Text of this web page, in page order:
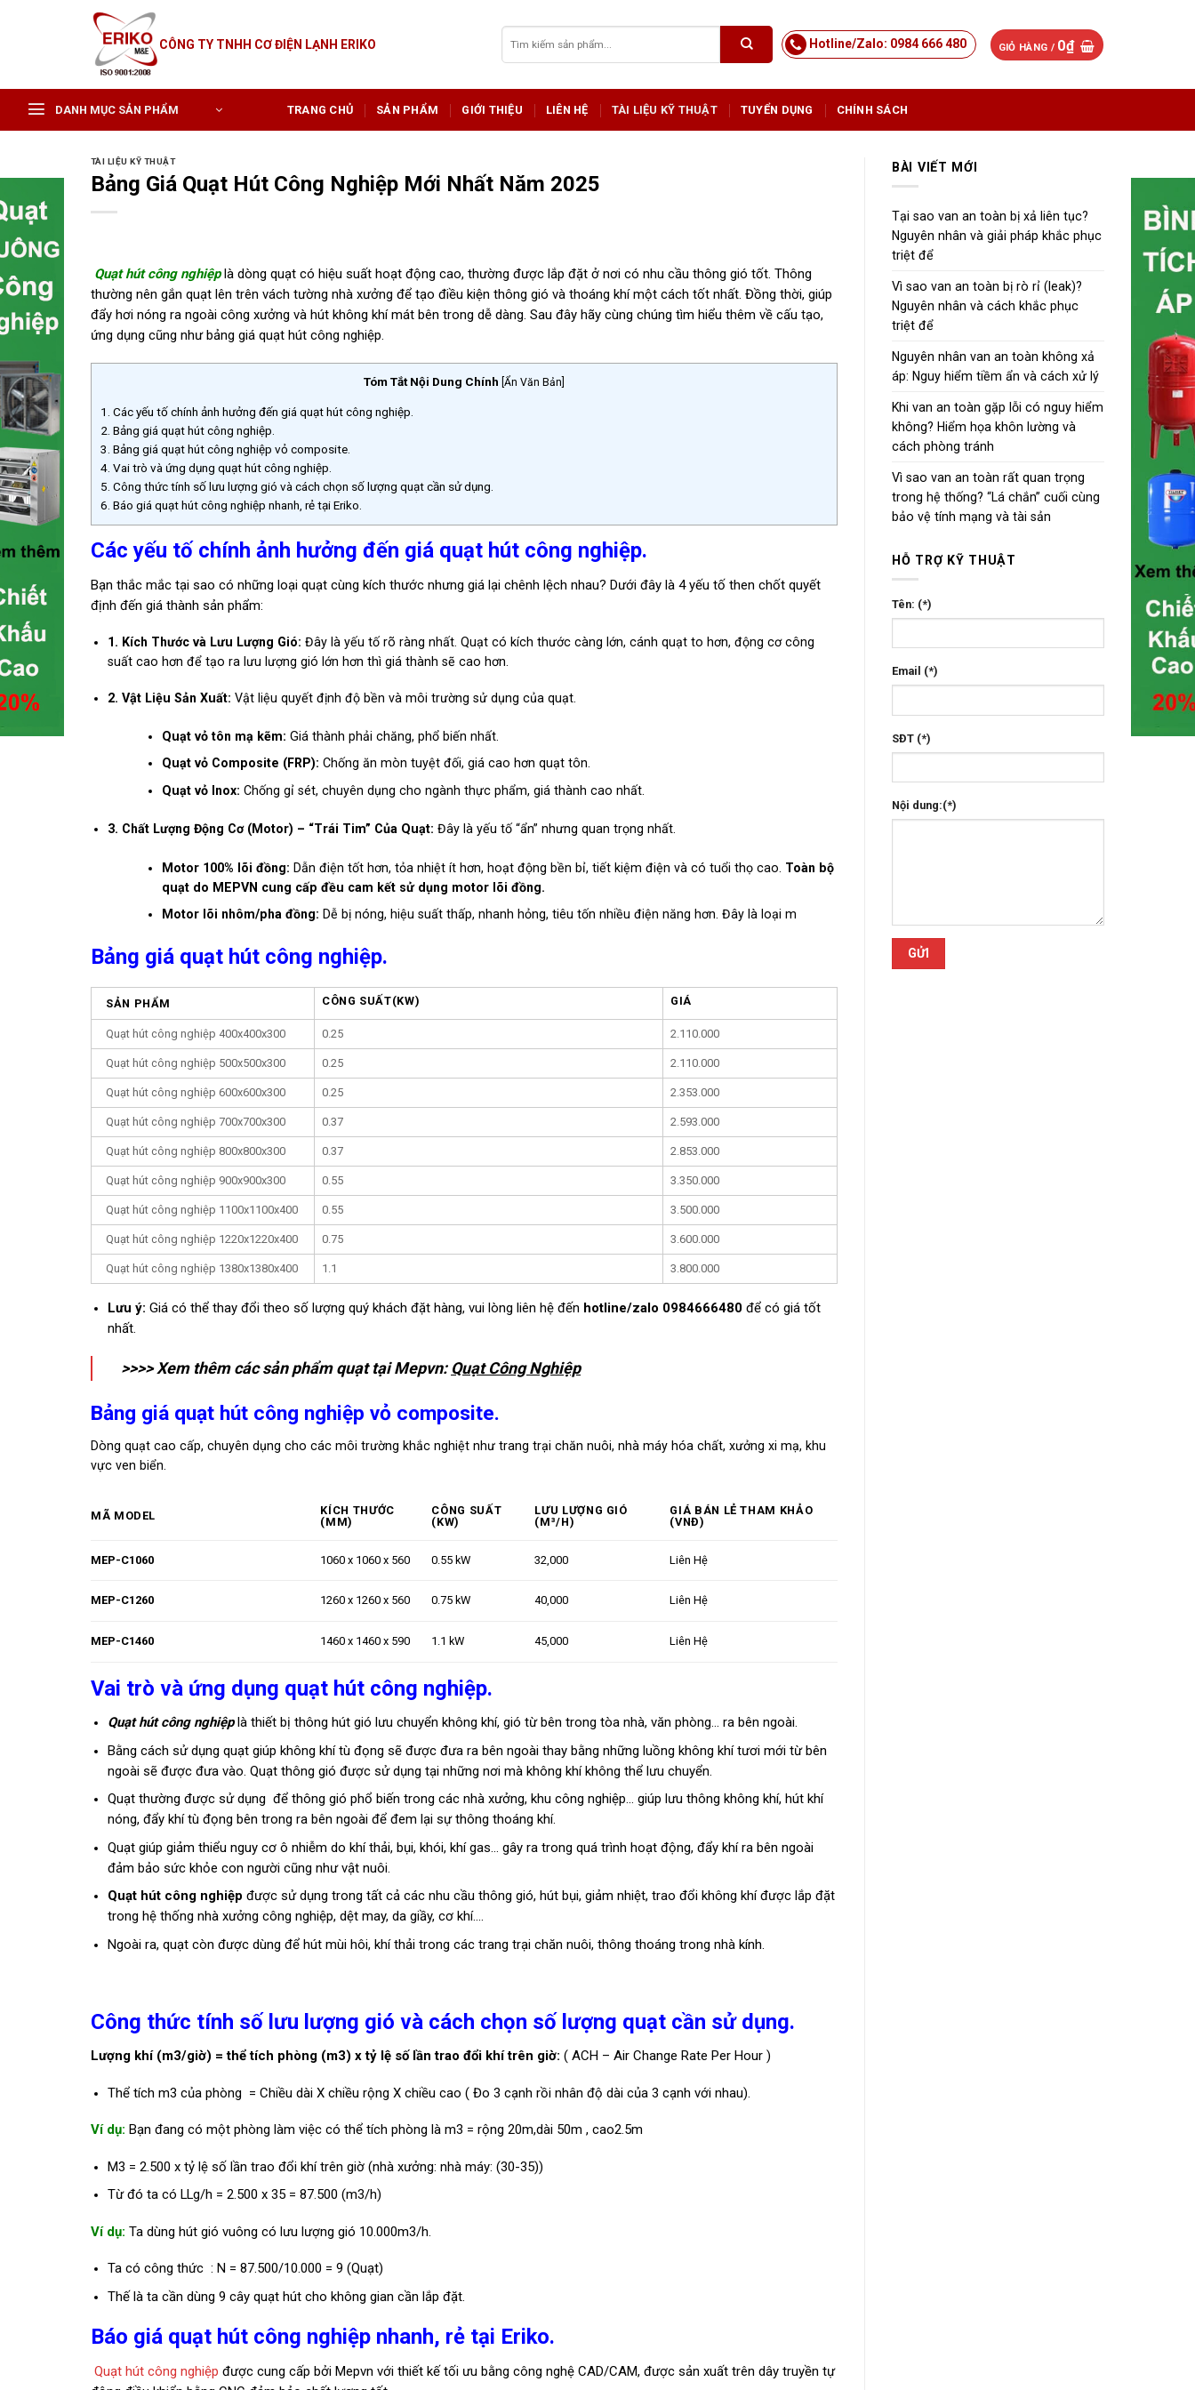
CÔNG TY TNHH CƠ ĐIỆN LẠNH ERIKO
kiếm:
Hotline/Zalo: 0984 666 480 GIỎ HÀNG / 0₫
DANH MỤC SẢN PHẨM TRANG CHỦ SẢN PHẨM GIỚI THIỆU LIÊN HỆ TÀI LIỆU KỸ THUẬT TUYỂN DỤNG CHÍNH SÁCH
TÀI LIỆU KỸ THUẬT
Bảng Giá Quạt Hút Công Nghiệp Mới Nhất Năm 2025
Quạt hút công nghiệplà dòng quạt có hiệu suất hoạt động cao, thường được lắp đặt ở nơi có nhu cầu thông gió tốt. Thông
thường nên gắn quạt lên trên vách tường nhà xưởng để tạo điều kiện thông gió và thoáng khí một cách tốt nhất. Đồng thời, giúp
đẩy hơi nóng ra ngoài công xưởng và hút không khí mát bên trong dễ dàng. Sau đây hãy cùng chúng tìm hiểu thêm về cấu tạo,
ứng dụng cũng như bảng giá quạt hút công nghiệp.
Tóm Tắt Nội Dung Chính Ẩn Văn Bản
1. Các yếu tố chính ảnh hưởng đến giá quạt hút công nghiệp.
2. Bảng giá quạt hút công nghiệp.
3. Bảng giá quạt hút công nghiệp vỏ composite.
4. Vai trò và ứng dụng quạt hút công nghiệp.
5. Công thức tính số lưu lượng gió và cách chọn số lượng quạt cần sử dụng.
6. Báo giá quạt hút công nghiệp nhanh, rẻ tại Eriko.
Các yếu tố chính ảnh hưởng đến giá quạt hút công nghiệp.
Bạn thắc mắc tại sao có những loại quạt cùng kích thước nhưng giá lại chênh lệch nhau? Dưới đây là 4 yếu tố then chốt quyết
định đến giá thành sản phẩm:
1. Kích Thước và Lưu Lượng Gió: Đây là yếu tố rõ ràng nhất. Quạt có kích thước càng lớn, cánh quạt to hơn, động cơ công
suất cao hơn để tạo ra lưu lượng gió lớn hơn thì giá thành sẽ cao hơn.
2. Vật Liệu Sản Xuất: Vật liệu quyết định độ bền và môi trường sử dụng của quạt.
Quạt vỏ tôn mạ kẽm: Giá thành phải chăng, phổ biến nhất.
Quạt vỏ Composite (FRP): Chống ăn mòn tuyệt đối, giá cao hơn quạt tôn.
Quạt vỏ Inox: Chống gỉ sét, chuyên dụng cho ngành thực phẩm, giá thành cao nhất.
3. Chất Lượng Động Cơ (Motor) – “Trái Tim” Của Quạt: Đây là yếu tố “ẩn” nhưng quan trọng nhất.
Motor 100% lõi đồng: Dẫn điện tốt hơn, tỏa nhiệt ít hơn, hoạt động bền bỉ, tiết kiệm điện và có tuổi thọ cao. Toàn bộ
quạt do MEPVN cung cấp đều cam kết sử dụng motor lõi đồng.
Motor lõi nhôm/pha đồng: Dễ bị nóng, hiệu suất thấp, nhanh hỏng, tiêu tốn nhiều điện năng hơn. Đây là loại m
Bảng giá quạt hút công nghiệp.
SẢN PHẨM CÔNG SUẤT(KW) GIÁ
Quạt hút công nghiệp 400x400x300 0.25 2.110.000
Quạt hút công nghiệp 500x500x300 0.25 2.110.000
Quạt hút công nghiệp 600x600x300 0.25 2.353.000
Quạt hút công nghiệp 700x700x300 0.37 2.593.000
Quạt hút công nghiệp 800x800x300 0.37 2.853.000
Quạt hút công nghiệp 900x900x300 0.55 3.350.000
Quạt hút công nghiệp 1100x1100x400 0.55 3.500.000
Quạt hút công nghiệp 1220x1220x400 0.75 3.600.000
Quạt hút công nghiệp 1380x1380x400 1.1 3.800.000
Lưu ý: Giá có thể thay đổi theo số lượng quý khách đặt hàng, vui lòng liên hệ đến hotline/zalo 0984666480để có giá tốt
nhất.
>>>> Xem thêm các sản phẩm quạt tại Mepvn: Quạt Công Nghiệp
Bảng giá quạt hút công nghiệp vỏ composite.
Dòng quạt cao cấp, chuyên dụng cho các môi trường khắc nghiệt như trang trại chăn nuôi, nhà máy hóa chất, xưởng xi mạ, khu
vực ven biển.
MÃ MODEL
KÍCH THƯỚC
(MM)
CÔNG SUẤT
(KW)
LƯU LƯỢNG GIÓ
(M³/H)
GIÁ BÁN LẺ THAM KHẢO
(VNĐ)
MEP-C1060 1060 x 1060 x 560 0.55 kW 32,000 Liên Hệ
MEP-C1260 1260 x 1260 x 560 0.75 kW 40,000 Liên Hệ
MEP-C1460 1460 x 1460 x 590 1.1 kW 45,000 Liên Hệ
Vai trò và ứng dụng quạt hút công nghiệp.
Quạt hút công nghiệp là thiết bị thông hút gió lưu chuyển không khí, gió từ bên trong tòa nhà, văn phòng… ra bên ngoài.
Bằng cách sử dụng quạt giúp không khí tù đọng sẽ được đưa ra bên ngoài thay bằng những luồng không khí tươi mới từ bên
ngoài sẽ được đưa vào. Quạt thông gió được sử dụng tại những nơi mà không khí không thể lưu chuyển.
Quạt thường được sử dụng để thông gió phổ biến trong các nhà xưởng, khu công nghiệp… giúp lưu thông không khí, hút khí
nóng, đẩy khí tù đọng bên trong ra bên ngoài để đem lại sự thông thoáng khí.
Quạt giúp giảm thiểu nguy cơ ô nhiễm do khí thải, bụi, khói, khí gas… gây ra trong quá trình hoạt động, đẩy khí ra bên ngoài
đảm bảo sức khỏe con người cũng như vật nuôi.
Quạt hút công nghiệp được sử dụng trong tất cả các nhu cầu thông gió, hút bụi, giảm nhiệt, trao đổi không khí được lắp đặt
trong hệ thống nhà xưởng công nghiệp, dệt may, da giầy, cơ khí….
Ngoài ra, quạt còn được dùng để hút mùi hôi, khí thải trong các trang trại chăn nuôi, thông thoáng trong nhà kính.
Công thức tính số lưu lượng gió và cách chọn số lượng quạt cần sử dụng.
Lượng khí (m3/giờ) = thể tích phòng (m3) x tỷ lệ số lần trao đổi khí trên giờ: ( ACH – Air Change Rate Per Hour )
Thể tích m3 của phòng = Chiều dài X chiều rộng X chiều cao ( Đo 3 cạnh rồi nhân độ dài của 3 cạnh với nhau).
Ví dụ: Bạn đang có một phòng làm việc có thể tích phòng là m3 = rộng 20m,dài 50m , cao2.5m
M3 = 2.500 x tỷ lệ số lần trao đổi khí trên giờ (nhà xưởng: nhà máy: (30-35))
Từ đó ta có LLg/h = 2.500 x 35 = 87.500 (m3/h)
Ví dụ: Ta dùng hút gió vuông có lưu lượng gió 10.000m3/h.
Ta có công thức : N = 87.500/10.000 = 9 (Quạt)
Thế là ta cần dùng 9 cây quạt hút cho không gian cần lắp đặt.
Báo giá quạt hút công nghiệp nhanh, rẻ tại Eriko.
Quạt hút công nghiệp được cung cấp bởi Mepvn với thiết kế tối ưu bằng công nghệ CAD/CAM, được sản xuất trên dây truyền tự
BÀI VIẾT MỚI
Tại sao van an toàn bị xả liên tục?
Nguyên nhân và giải pháp khắc phục
triệt để
Vì sao van an toàn bị rò rỉ (leak)?
Nguyên nhân và cách khắc phục
triệt để
Nguyên nhân van an toàn không xả
áp: Nguy hiểm tiềm ẩn và cách xử lý
Khi van an toàn gặp lỗi có nguy hiểm
không? Hiểm họa khôn lường và
cách phòng tránh
Vì sao van an toàn rất quan trọng
trong hệ thống? “Lá chắn” cuối cùng
bảo vệ tính mạng và tài sản
HỖ TRỢ KỸ THUẬT
Tên: (*)
Email (*)
SĐT (*)
Nội dung:(*)